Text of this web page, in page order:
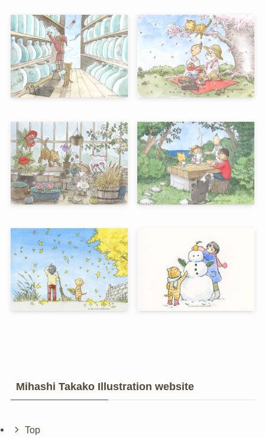
Mihashi Takako Illustration website
Top